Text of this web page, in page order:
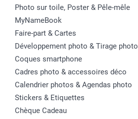
Photo sur toile, Poster & Pêle-mêle
MyNameBook
Faire-part & Cartes
Développement photo & Tirage photo
Coques smartphone
Cadres photo & accessoires déco
Calendrier photos & Agendas photo
Stickers & Etiquettes
Chèque Cadeau